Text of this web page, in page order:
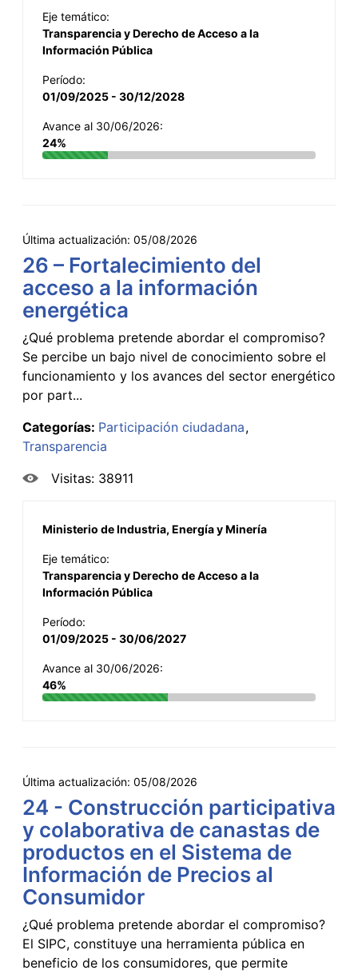
Eje temático:
Transparencia y Derecho de Acceso a la
Información Pública
Período:
01/09/2025 - 30/12/2028
Avance al 30/06/2026:
24%
Última actualización: 05/08/2026
26 – Fortalecimiento del
acceso a la información
energética
¿Qué problema pretende abordar el compromiso?
Se percibe un bajo nivel de conocimiento sobre el
funcionamiento y los avances del sector energético
por part...
Categorías: Participación ciudadana
Transparencia
Visitas: 38911
Ministerio de Industria, Energía y Minería
Eje temático:
Transparencia y Derecho de Acceso a la
Información Pública
Período:
01/09/2025 - 30/06/2027
Avance al 30/06/2026:
46%
Última actualización: 05/08/2026
24 - Construcción participativa
y colaborativa de canastas de
productos en el Sistema de
Información de Precios al
Consumidor
¿Qué problema pretende abordar el compromiso?
El SIPC, constituye una herramienta pública en
beneficio de los consumidores, que permite